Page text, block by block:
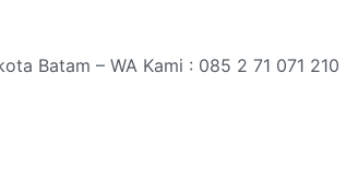
Batam – WA Kami : 085 2 71 071 210